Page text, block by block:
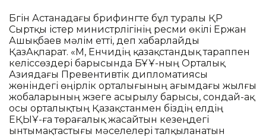
Бүгін Астанадағы брифингте бұл туралы ҚР
Сыртқы істер министрлігінің ресми өкілі Ержан
Ашықбаев мәлім етті, деп хабарлайды
ҚазАқпарат. «М, Енчидің қазақстандық тараппен
келіссөздері барысында БҰҰ-ның Орталық
Азиядағы Превентивтік дипломатиясы
жөніндегі өңірлік орталығының ағымдағы жылғы
жобаларының жүзеге асырылу барысы, сондай-ақ
осы орталықтың Қазақстанмен біздің елдің
ЕҚЫҰ-ға төрағалық жасайтын кезеңдегі
ынтымақтастығы мәселелері талқыланатын